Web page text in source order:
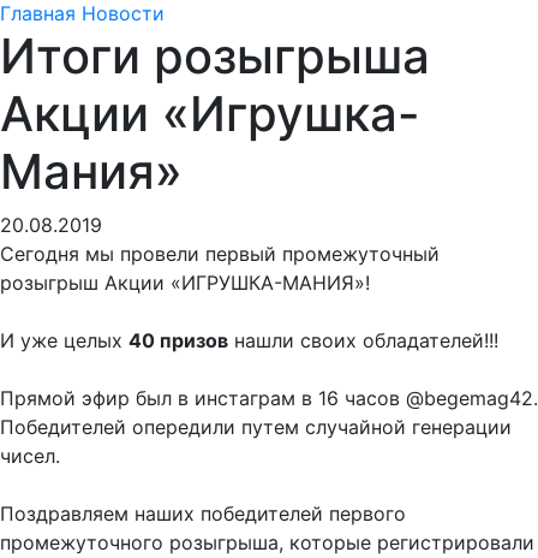
Главная Новости
Итоги розыгрыша
Акции «Игрушка-
Мания»
20.08.2019
Сегодня мы провели первый промежуточный
розыгрыш Акции «ИГРУШКА-МАНИЯ»!
И уже целых 40 призов нашли своих обладателей!!!
Прямой эфир был в инстаграм в 16 часов @begemag42.
Победителей опередили путем случайной генерации
чисел.
Поздравляем наших победителей первого
промежуточного розыгрыша, которые регистрировали